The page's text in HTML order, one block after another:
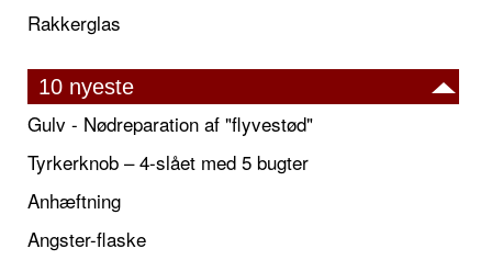
Rakkerglas
10 nyeste
Gulv - Nødreparation af "flyvestød"
Tyrkerknob – 4-slået med 5 bugter
Anhæftning
Angster-flaske